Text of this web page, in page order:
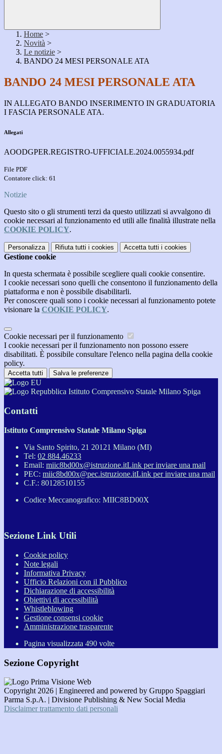
Home >
Novità >
Le notizie >
BANDO 24 MESI PERSONALE ATA
BANDO 24 MESI PERSONALE ATA
IN ALLEGATO BANDO INSERIMENTO IN GRADUATORIA
I FASCIA PERSONALE ATA.
Allegati
AOODGPER.REGISTRO-UFFICIALE.2024.0055934.pdf
File PDF
Contatore click: 61
Notizie
Questo sito o gli strumenti terzi da questo utilizzati si avvalgono di
cookie necessari al funzionamento ed utili alle finalità illustrate nella
COOKIE POLICY.
Personalizza Rifiuta tutti i cookies Accetta tutti i cookies
Gestione cookie
In questa schermata è possibile scegliere quali cookie consentire.
I cookie necessari sono quelli che consentono il funzionamento della
piattaforma e non è possibile disabilitarli.
Per conoscere quali sono i cookie necessari al funzionamento potete
visionare la COOKIE POLICY.
Cookie necessari per il funzionamento
I cookie necessari per il funzionamento non possono essere
disabilitati. È possibile consultare l'elenco nella pagina della cookie
policy.
Accetta tutti Salva le preferenze
Istituto Comprensivo Statale Milano Spiga
Contatti
Istituto Comprensivo Statale Milano Spiga
Via Santo Spirito, 21 20121 Milano (MI)
Tel: 02 884.46233
Email: miic8bd00x@istruzione.itLink per inviare una mail
PEC: miic8bd00x@pec.istruzione.itLink per inviare una mail
C.F.: 80128510155
Codice Meccanografico: MIIC8BD00X
Sezione Link Utili
Cookie policy
Note legali
Informativa Privacy
Ufficio Relazioni con il Pubblico
Dichiarazione di accessibilità
Obiettivi di accessibilità
Whistleblowing
Gestione consensi cookie
Amministrazione trasparente
Pagina visualizzata 490 volte
Sezione Copyright
Copyright 2026 | Engineered and powered by Gruppo Spaggiari
Parma S.p.A. | Divisione Publishing & New Social Media
Disclaimer trattamento dati personali